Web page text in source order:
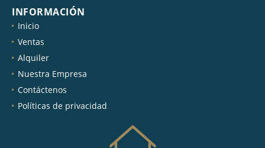
INFORMACIÓN
Inicio
Ventas
Alquiler
Nuestra Empresa
Contáctenos
Políticas de privacidad